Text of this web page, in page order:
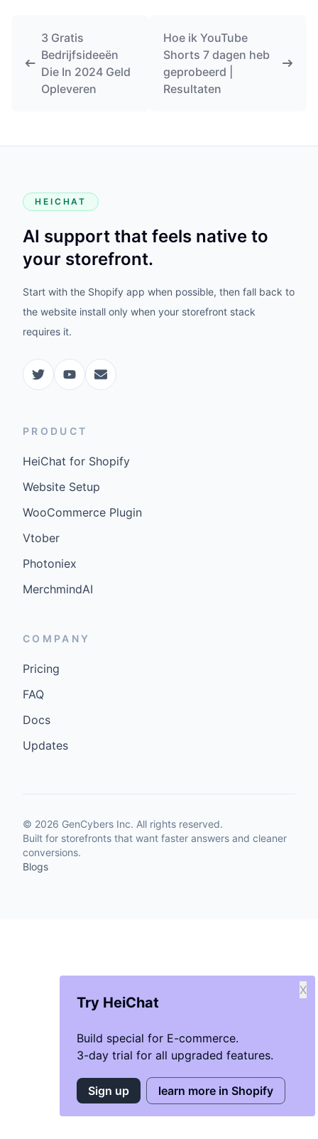
Try HeiChat
Build special for E-commerce.
3-day trial for all upgraded features.
X
Sign up learn more in Shopify
3 Gratis
Bedrijfsideeën
Die In 2024 Geld
Opleveren
Hoe ik YouTube
Shorts 7 dagen heb
geprobeerd |
Resultaten
HEICHAT
AI support that feels native to
your storefront.
Start with the Shopify app when possible, then fall back to
the website install only when your storefront stack
requires it.
PRODUCT
HeiChat for Shopify
Website Setup
WooCommerce Plugin
Vtober
Photoniex
MerchmindAI
COMPANY
Pricing
FAQ
Docs
Updates
© 2026 GenCybers Inc. All rights reserved.
Built for storefronts that want faster answers and cleaner
conversions.
Blogs